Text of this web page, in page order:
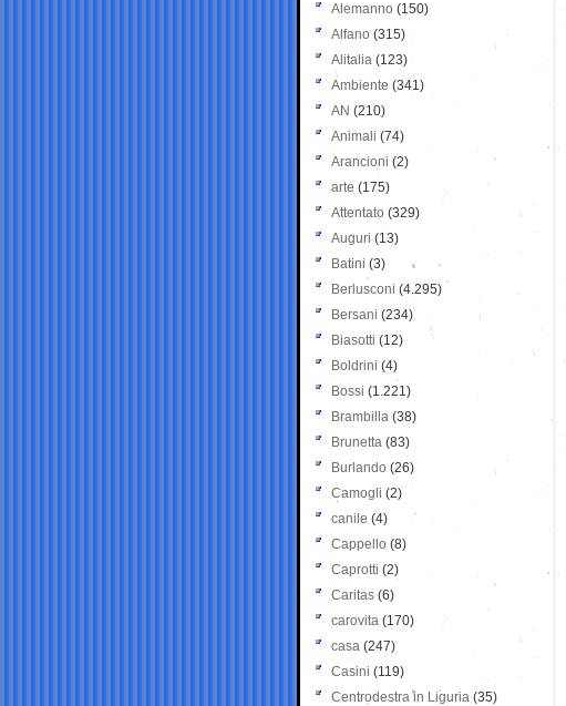
Alemanno (150)
Alfano (315)
Alitalia (123)
Ambiente (341)
AN (210)
Animali (74)
Arancioni (2)
arte (175)
Attentato (329)
Auguri (13)
Batini (3)
Berlusconi (4.295)
Bersani (234)
Biasotti (12)
Boldrini (4)
Bossi (1.221)
Brambilla (38)
Brunetta (83)
Burlando (26)
Camogli (2)
canile (4)
Cappello (8)
Caprotti (2)
Caritas (6)
carovita (170)
casa (247)
Casini (119)
Centrodestra in Liguria (35)